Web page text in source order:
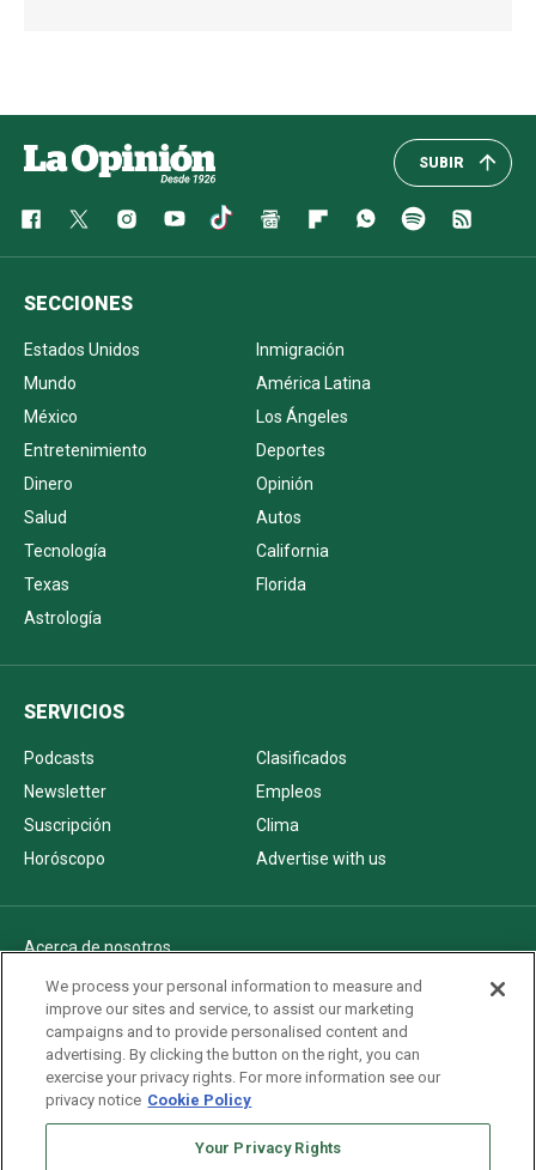
SUBIR
SECCIONES
Estados Unidos
Inmigración
Mundo
América Latina
México
Los Ángeles
Entretenimiento
Deportes
Dinero
Opinión
Salud
Autos
Tecnología
California
Texas
Florida
Astrología
SERVICIOS
Podcasts
Clasificados
Newsletter
Empleos
Suscripción
Clima
Horóscopo
Advertise with us
Acerca de nosotros
Politica de privacidad
Pautas Editoriales
AdChoices
Advertise with us
Newsletters
We process your personal information to measure and
improve our sites and service, to assist our marketing
campaigns and to provide personalised content and
advertising. By clicking the button on the right, you can
exercise your privacy rights. For more information see our
privacy notice Cookie Policy
Your Privacy Rights